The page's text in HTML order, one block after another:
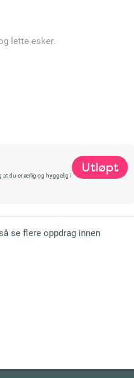
lette esker.
at du er ærlig og hyggelig i
Utløpt
se flere oppdrag innen